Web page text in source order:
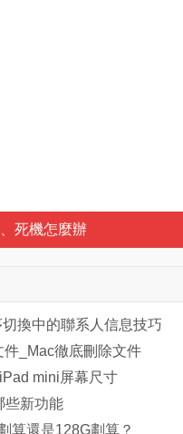
死機怎麼辦
換中的聯系人信息技巧
件_Mac徹底刪除文件
mini屏幕尺寸
些新功能
算還是128G劃算？